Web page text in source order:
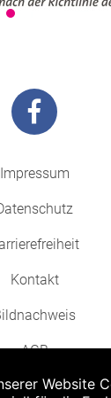
Impressum
Kontakt
AGB
Website